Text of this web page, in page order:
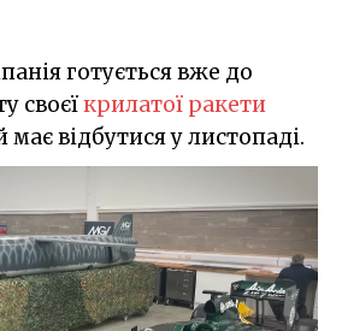
готується вже до
своєїкрилатої ракети
має відбутися у листопаді.